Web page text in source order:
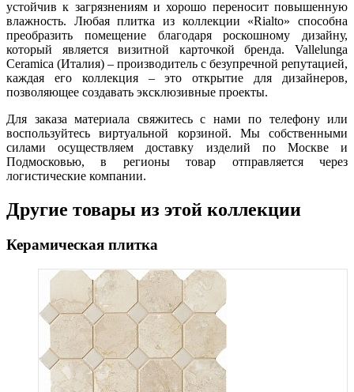
устойчив к загрязнениям и хорошо переносит повышенную
влажность. Любая плитка из коллекции «Rialto» способна
преобразить помещение благодаря роскошному дизайну,
который является визитной карточкой бренда. Vallelunga
Ceramica (Италия) – производитель с безупречной репутацией,
каждая его коллекция – это открытие для дизайнеров,
позволяющее создавать эксклюзивные проекты.
Для заказа материала свяжитесь с нами по телефону или
воспользуйтесь виртуальной корзиной. Мы собственными
силами осуществляем доставку изделий по Москве и
Подмосковью, в регионы товар отправляется через
логистические компании.
Другие товары из этой коллекции
Керамическая плитка